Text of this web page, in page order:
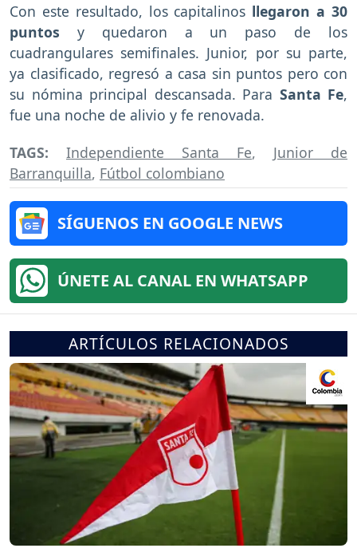
Con este resultado, los capitalinos llegaron a 30
puntos y quedaron a un paso de los
cuadrangulares semifinales. Junior, por su parte,
ya clasificado, regresó a casa sin puntos pero con
su nómina principal descansada. Para Santa Fe,
fue una noche de alivio y fe renovada.
TAGS: Independiente Santa Fe, Junior de
Barranquilla, Fútbol colombiano
SÍGUENOS EN GOOGLE NEWS
ÚNETE AL CANAL EN WHATSAPP
ARTÍCULOS RELACIONADOS